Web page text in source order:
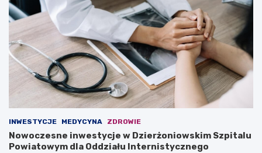
INWESTYCJE MEDYCYNA ZDROWIE
Nowoczesne inwestycje w Dzierżoniowskim Szpitalu
Powiatowym dla Oddziału Internistycznego